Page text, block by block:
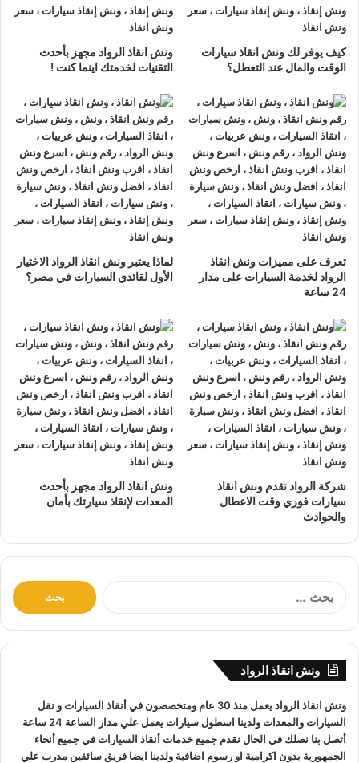
01120018852ليصلك اقرب ونش انقاذ
في غضون 15 دقائق بحد
اقصي.
تليفونونش انقاذ سياراتفي الاسماعيلية
ونش انقاذ الاسماعيليةنحنأرخص ونش أنقاذفي الاسماعيلية و
أسرع ونش إنقاذفي الاسماعيلية و أقرب ونش إنقاذفي الاسماعيلية
دائما اوناشنا بالقرب منك ,
ونش انقاذ الاسماعيلية منونش انقاذ
الرواد نعمل منذ 33 عاما ومتخصصون في أنقاذ ورفع السيارات
وخدمات الإنقاذ السريع ولدينا اسطولسيارات إنقاذ منتشرة في
الاسماعيلية و جميع انحاء الجمهورية لإنقاذ و رفع السيارات المعطلة
و سيارات الحوادث.
تتميز خدمةإنقاذ السياراتمن شركة الرواد
لإنقاذ و رفع السيارات بالأتي :
نتعهد بوصولونش الانقاذ بسرعة إلىموقعكفي الاسماعيلية
خلال 10 دقائق بحد اقصي.
يمكنك الاتصال بنا أو ارسال موقعك علي الواتسابأوإرسال
بريد إلكترونيإلى أحد ممثلينا الموجودين لارسالأقرب ونش
انقاذاليك في أي وقت.
ونش انقاذ سيارات الرواد مؤمن بالكامل حتي لا يسب اي تلف
اجزاء سياراتك.
لديناافضل ونش انقاذ سياراتواسرع ونش انقاذ سيارات
اقرب ونش انقاذ سيارات
كما نقدم خدمة انقاذ سيارات باقل
نقوم بتتبع جميعسيارات الانقاذمن خلال GPS.
يوجدونش انقاذ سيارات
على مدار 24 ساعة طوال أيام
الأسبوع.
نقوم بـإنقاذ السياراتخلال النهار والليل دون أي تكلفة إضافية.
المعدات والتقنيات ورفع السيارات.
ونش انقاذ الاسماعيلية
لدينا فريق خدمة عملاء يعمل علي مدار
كيف يوفر لك ونش انقاذ سيارات
الوقت والمال عند التعطل؟
ونش انقاذ الرواد مجهز بأحدث
التقنيات لخدمتك اينما كنت !
تعرف على مميزات ونش انقاذ
الرواد لخدمة السيارات على مدار
24 ساعة
لماذا يعتبر ونش انقاذ الرواد الاختيار
الأول لقائدي السيارات في مصر؟
شركة الرواد تقدم ونش انقاذ
سيارات فوري وقت الاعطال
والحوادث
ونش انقاذ الرواد مجهز بأحدث
المعدات لإنقاذ سيارتك بأمان
:
ونش انقاذ الرواد
ونش انقاذ الرواد يعمل منذ 30 عام ومتخصصون في أنقاذ السياراتو نقل
السيارات
والمعدات ولدينا اسطول سيارات يعمل علي مدار الساعة 24 ساعة
أتصل بنا نصلك في الحال نقدم جميع خدماتأنقاذ السياراتفي جميع أنحاء
الجمهورية بدون اكرامية او رسوم اضافية ولدينا ايضا فريق سائقين مدرب علي